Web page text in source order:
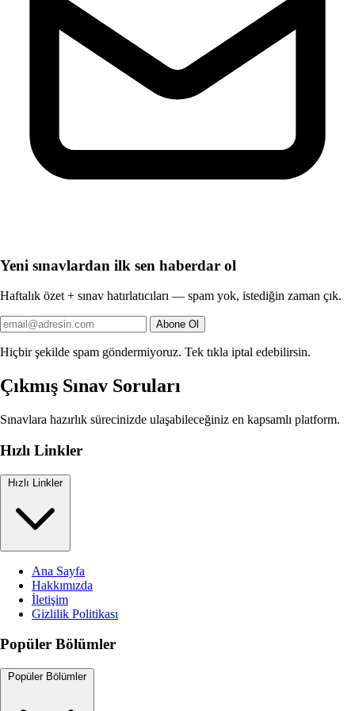
Yeni sınavlardan ilk sen haberdar ol
Haftalık özet + sınav hatırlatıcıları — spam yok, istediğin zaman çık.
Abone Ol
Hiçbir şekilde spam göndermiyoruz. Tek tıkla iptal edebilirsin.
Çıkmış Sınav Soruları
Sınavlara hazırlık sürecinizde ulaşabileceğiniz en kapsamlı platform.
Hızlı Linkler
Hızlı Linkler
Ana Sayfa
Hakkımızda
İletişim
Gizlilik Politikası
Popüler Bölümler
Popüler Bölümler